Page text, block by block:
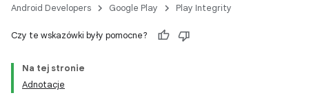
Android Developers Google Play Play Integrity
Czy te wskazówki były pomocne?
Na tej stronie
Adnotacje